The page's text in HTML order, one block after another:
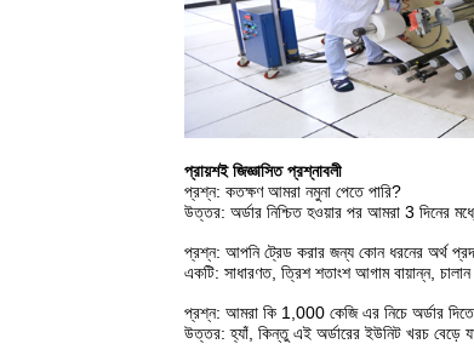
প্রায়শই জিজ্ঞাসিত প্রশ্নাবলী
প্রশ্ন: কতক্ষণ আমরা নমুনা পেতে পারি?
উত্তর: অর্ডার নিশ্চিত হওয়ার পর আমরা 3 দিনের
প্রশ্ন: আপনি ট্রেড করার জন্য কোন ধরনের অর্থ
একটি: সাধারণত, ত্রিশ শতাংশ আগাম বায়ান্ন,
প্রশ্ন: আমরা কি 1,000 কেজি এর নিচে অর্ডার দিতে
উত্তর: হ্যাঁ, কিন্তু এই অর্ডারের ইউনিট খরচ বেড়ে